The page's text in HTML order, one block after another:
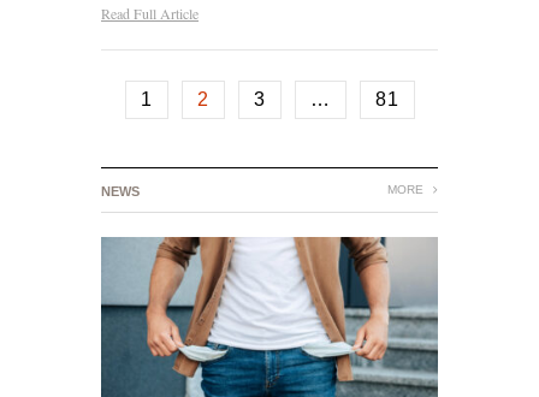
Read Full Article
1 2 3 … 81
NEWS MORE